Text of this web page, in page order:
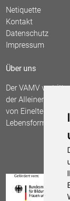
Netiquette
Kontakt
Datenschutz
Impressum
Über uns
Der VAMV vertritt
der
von
Lebensform.